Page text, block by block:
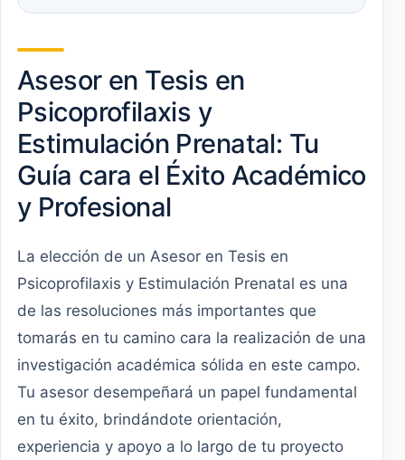
Asesor en Tesis en
Psicoprofilaxis y
Estimulación Prenatal: Tu
Guía cara el Éxito Académico
y Profesional
La elección de un Asesor en Tesis en
Psicoprofilaxis y Estimulación Prenatal es una
de las resoluciones más importantes que
tomarás en tu camino cara la realización de una
investigación académica sólida en este campo.
Tu asesor desempeñará un papel fundamental
en tu éxito, brindándote orientación,
experiencia y apoyo a lo largo de tu proyecto